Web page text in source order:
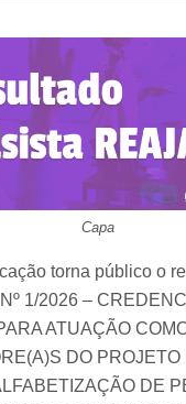
Capa
torna público o
1/2026 –
ATUAÇÃO
DO PROJETO
DE